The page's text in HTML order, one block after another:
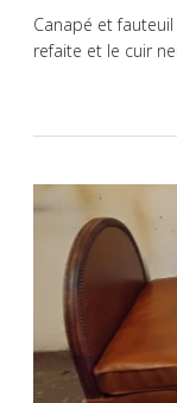
Canapé et
refaite et le cuir